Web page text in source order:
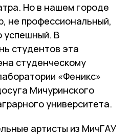
Но в нашем городе
не профессиональный,
успешный. В
студентов эта
студенческому
«Феникс»
Мичуринского
университета.
артисты из МичГАУ